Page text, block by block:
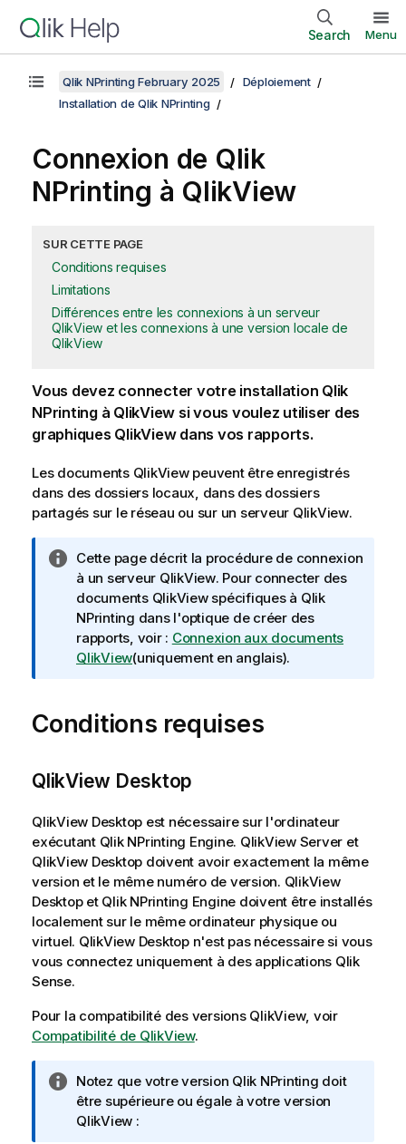
Search Menu
Qlik NPrinting February 2025
Déploiement
Installation de Qlik NPrinting
Connexion de Qlik
NPrinting à QlikView
SUR CETTE PAGE
Conditions requises
Limitations
Différences entre les connexions à un serveur
QlikView et les connexions à une version locale de
QlikView
Vous devez connecter votre installation Qlik
NPrintingà QlikView si vous voulez utiliser des
graphiques QlikViewdans vos rapports.
Les documents QlikViewpeuvent être enregistrés
dans des dossiers locaux, dans des dossiers
partagés sur le réseau ou sur un serveur QlikView.
N
o
t
e
I
n
r
m
t
o
n
s
Cette page décrit la procédure de connexion
à un serveur QlikView. Pour connecter des
documents QlikViewspécifiques à Qlik
NPrinting dans l'optique de créer des
rapports, voir : Connexion aux documents
QlikView(uniquement en anglais).
Conditions requises
QlikView Desktop
QlikView Desktop est nécessaire sur l'ordinateur
exécutant Qlik NPrinting Engine. QlikView Server et
QlikView Desktop doivent avoir exactement la même
version et le même numéro de version. QlikView
Desktopet Qlik NPrinting Engine doivent être installés
localement sur le même ordinateur physique ou
virtuel. QlikView Desktopn'est pas nécessaire si vous
vous connectez uniquement à des applications Qlik
Sense.
Pour la compatibilité des versions QlikView, voir
Compatibilité de QlikView.
N
o
t
Notez que votre version Qlik NPrinting doit
être supérieure ou égale à votre version
QlikView :